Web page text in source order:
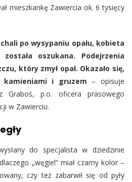
mieszkankę Zawiercia ok. 6 tysięcy
po wysypaniu opału, kobieta
oszukana. Podejrzenia
który zmył opał. Okazało się,
i gruzem – opisuje
Graboś, p.o. oficera prasowego
w Zawierciu.
do specjalista w dziedzinie
„węgiel” miał czarny kolor –
czy też zabarwił się od pyły